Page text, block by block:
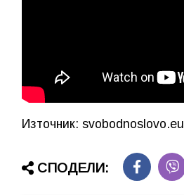
Източник: svobodnoslovo.eu
СПОДЕЛИ: